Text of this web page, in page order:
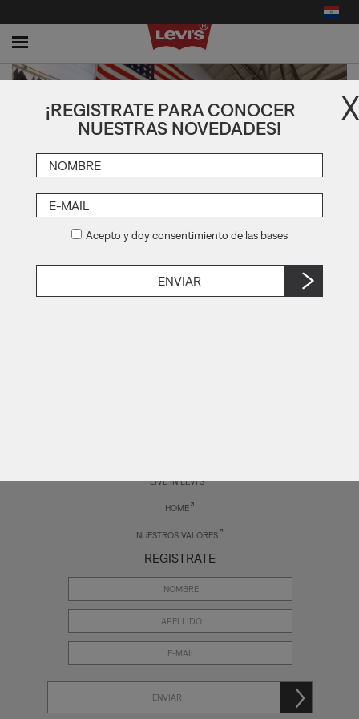
Toggle
EUREKA LAB
LIVE IN LEVI'S
HOME
NUESTROS VALORES
REGISTRATE
X
¡REGISTRATE PARA CONOCER
NUESTRAS NOVEDADES!
Acepto y doy consentimiento de las bases